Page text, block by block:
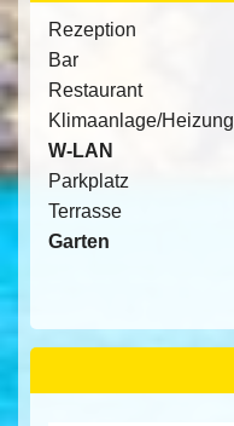
Rezeption
Bar
Restaurant
Klimaanlage/Heizung
W-LAN
Parkplatz
Terrasse
Garten